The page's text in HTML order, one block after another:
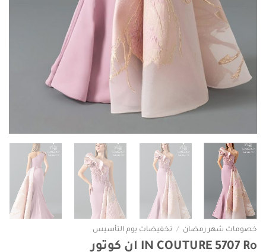
خصومات شهر رمضان / تخفيضات يوم التأسيس
IN COUTURE 5707 Ro ان كوتور